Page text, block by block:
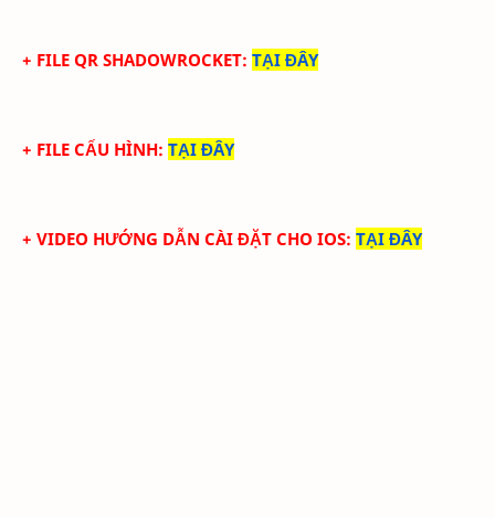
+ FILE QR SHADOWROCKET: TẠI ĐÂY
+ FILE CẤU HÌNH: TẠI ĐÂY
+ VIDEO HƯỚNG DẪN CÀI ĐẶT CHO IOS: TẠI ĐÂY